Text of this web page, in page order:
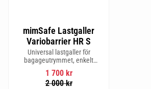
mimSafe Lastgaller
Variobarrier HR S
Universal lastgaller för
bagageutrymmet, enkelt
justerbar för att passa din bils
form för säker och trygg resa
med husdjur eller last.
1 700kr
2 000kr